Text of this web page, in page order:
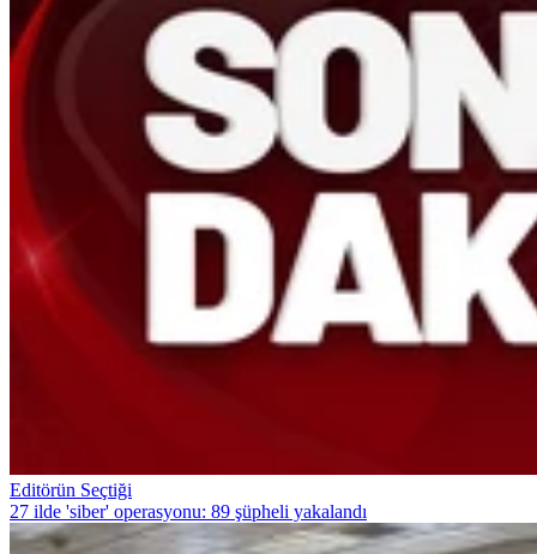
Editörün Seçtiği
27 ilde 'siber' operasyonu: 89 şüpheli yakalandı